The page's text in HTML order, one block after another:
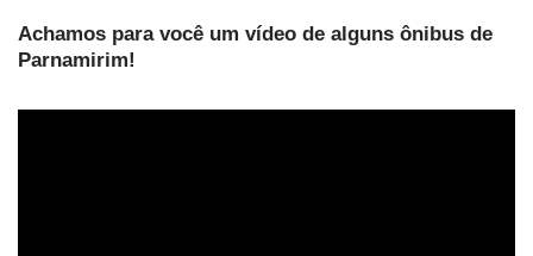
Achamos para você um vídeo de alguns ônibus de
Parnamirim!